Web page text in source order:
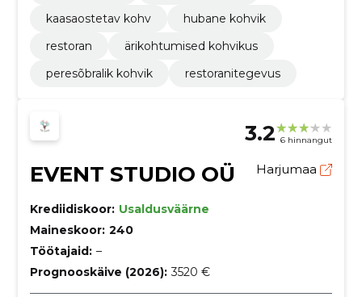
kaasaostetav kohv
hubane kohvik
restoran
ärikohtumised kohvikus
pere­sõbralik kohvik
restoranitegevus
3.2 6 hinnangut
EVENT STUDIO OÜ Harjumaa
Krediidiskoor: Usaldusväärne
Maineskoor: 240
Töötajaid: –
Prognooskäive (2026): 3520 €